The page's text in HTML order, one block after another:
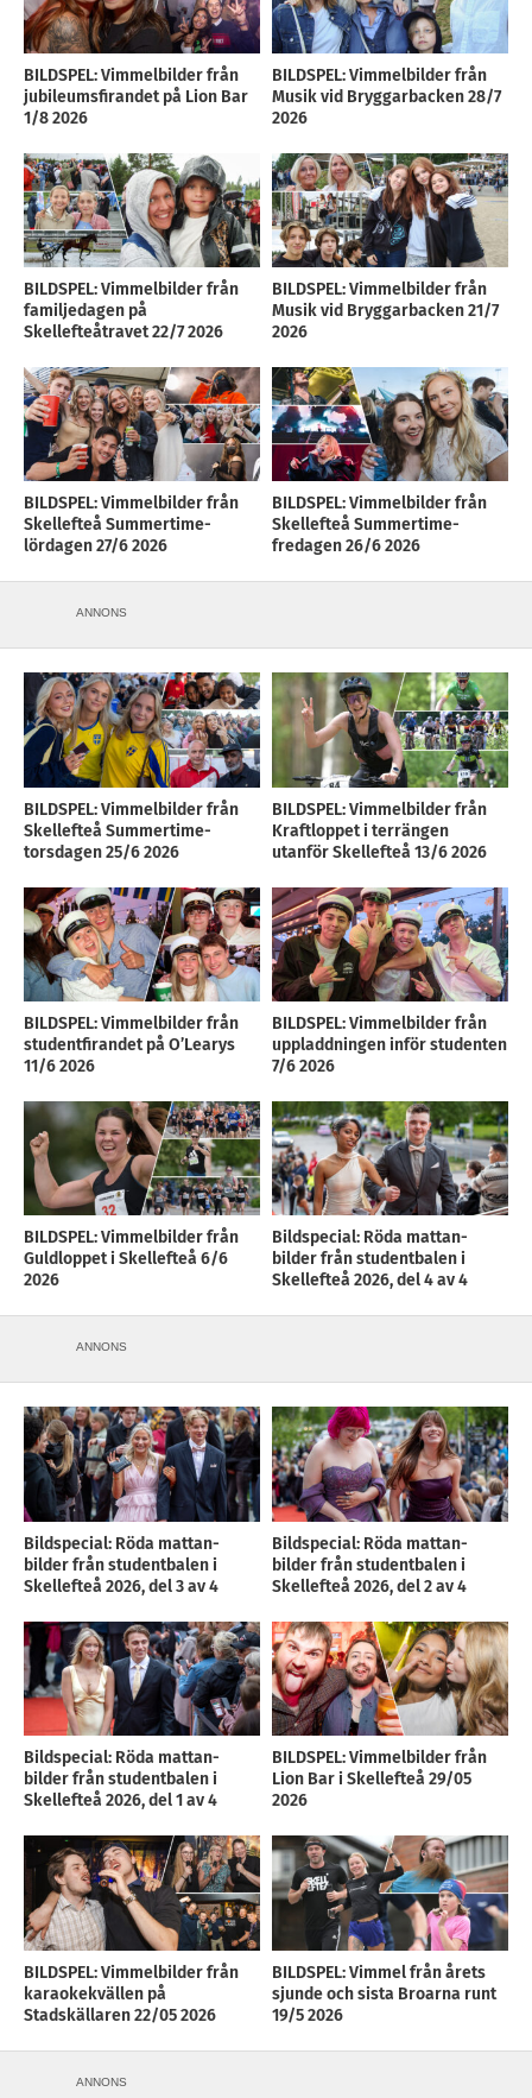
BILDSPEL: Vimmelbilder från
jubileumsfirandet på Lion Bar
1/8 2026
BILDSPEL: Vimmelbilder från
Musik vid Bryggarbacken 28/7
2026
BILDSPEL: Vimmelbilder från
familjedagen på
Skellefteåtravet 22/7 2026
BILDSPEL: Vimmelbilder från
Musik vid Bryggarbacken 21/7
2026
BILDSPEL: Vimmelbilder från
Skellefteå Summertime-
lördagen 27/6 2026
BILDSPEL: Vimmelbilder från
Skellefteå Summertime-
fredagen 26/6 2026
ANNONS
BILDSPEL: Vimmelbilder från
Skellefteå Summertime-
torsdagen 25/6 2026
BILDSPEL: Vimmelbilder från
Kraftloppet i terrängen
utanför Skellefteå 13/6 2026
BILDSPEL: Vimmelbilder från
studentfirandet på O’Learys
11/6 2026
BILDSPEL: Vimmelbilder från
uppladdningen inför studenten
7/6 2026
BILDSPEL: Vimmelbilder från
Guldloppet i Skellefteå 6/6
2026
Bildspecial: Röda mattan-
bilder från studentbalen i
Skellefteå 2026, del 4 av 4
ANNONS
Bildspecial: Röda mattan-
bilder från studentbalen i
Skellefteå 2026, del 3 av 4
Bildspecial: Röda mattan-
bilder från studentbalen i
Skellefteå 2026, del 2 av 4
Bildspecial: Röda mattan-
bilder från studentbalen i
Skellefteå 2026, del 1 av 4
BILDSPEL: Vimmelbilder från
Lion Bar i Skellefteå 29/05
2026
BILDSPEL: Vimmelbilder från
karaokekvällen på
Stadskällaren 22/05 2026
BILDSPEL: Vimmel från årets
sjunde och sista Broarna runt
19/5 2026
ANNONS